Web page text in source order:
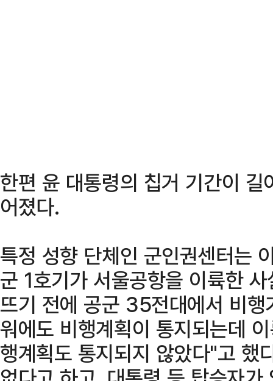
한편 윤 대통령의 칩거 기간이
어졌다.
특정 성향 단체인 군인권센터는
군 1호기가 서울공항을 이륙한
뜨기 전에 공군 35전대에서 비
워에도 비행계획이 통지되는데
행계획도 통지되지 않았다"고 했